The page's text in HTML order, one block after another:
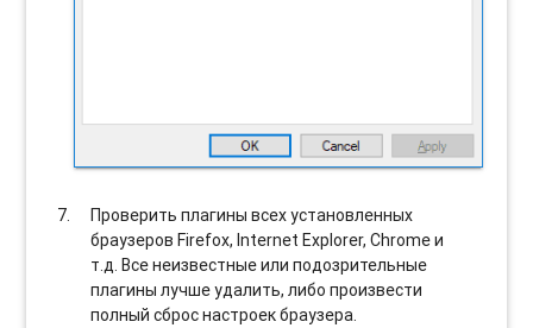
Проверить плагины всех установленных
браузеров Firefox, Internet Explorer, Chrome и
т.д. Все неизвестные или подозрительные
плагины лучше удалить, либо произвести
полный сброс настроек браузера.